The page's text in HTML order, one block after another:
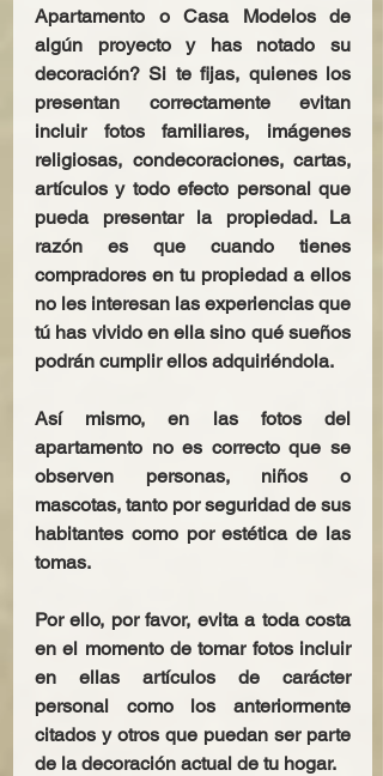
Apartamento o Casa Modelos de
algún proyecto y has notado su
decoración? Si te fijas, quienes los
presentan correctamente evitan
incluir fotos familiares, imágenes
religiosas, condecoraciones, cartas,
artículos y todo efecto personal que
pueda presentar la propiedad. La
razón es que cuando tienes
compradores en tu propiedad a ellos
no les interesan las experiencias que
tú has vivido en ella sino qué sueños
podrán cumplir ellos adquiriéndola.
Así mismo, en las fotos del
apartamento no es correcto que se
observen personas, niños o
mascotas, tanto por seguridad de sus
habitantes como por estética de las
tomas.
Por ello, por favor, evita a toda costa
en el momento de tomar fotos incluir
en ellas artículos de carácter
personal como los anteriormente
citados y otros que puedan ser parte
de la decoración actual de tu hogar.